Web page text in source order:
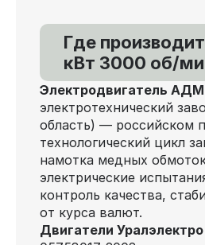
Где
кВт 3000 об/
Электродвигатель АДМ
электротехнический
область) — российском
технологический цикл
намотка медных
электрические
контроль качества,
от курса валют.
Двигатели Уралэлектро